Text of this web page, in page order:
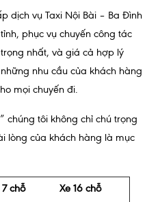
dịch vụ Taxi Nội Bài – Ba Đình
phục vụ chuyến công tác
nhất, và giá cả hợp lý
nhu cầu của khách hàng
mọi chuyến đi.
chúng tôi không chỉ chú trọng
lòng của khách hàng là mục
7 chỗ
Xe 16 chỗ